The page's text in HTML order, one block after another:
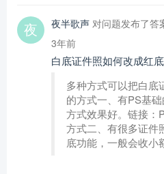
夜半歌声 对问题发布了答
3年前
白底证件照如何改成红
多种方式可以把白底
的方式一、有PS基
方式效果好。链接：
方式二、有很多证件
底功能，一般会收小